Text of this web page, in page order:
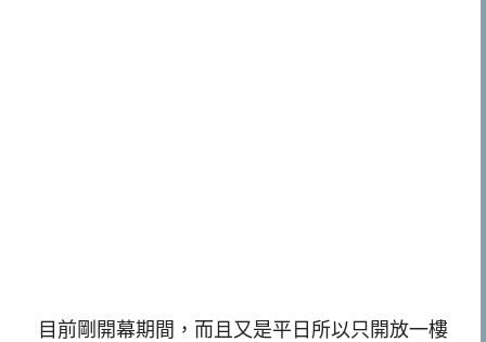
目前剛開幕期間，而且又是平日所以只開放一樓